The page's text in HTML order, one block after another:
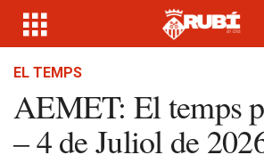
EL TEMPS
AEMET: El temps
– 4 de Juliol de